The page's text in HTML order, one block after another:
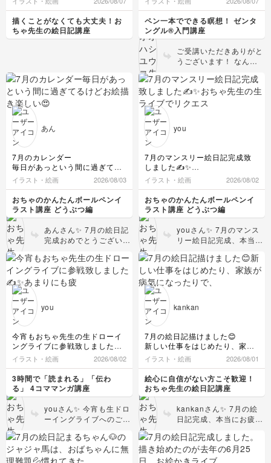
ぷるしながら描きました👐
みなさんのコメントが楽しすぎ
て、先生のイラストもびっくり
の連続で、これだからやめられ
か、先生のおちゃめな発想が大
好きです💕
最後は眠くなっちゃいましたが
寝なくて笑えて、描けて、よか
ったです😆
楽しい時間を今日もありがとう
ございました🥰
またよろしくお願いいたします
描くことがなくても大丈夫！お
ちゃ先生の絵日記講座
書いている間は気持ちも鎮まっ
て、不思議な感覚でした。これ
から先が楽しみです。
ペン一本でできる瞑想！ ゼンタ
ングル®入門講座
ご受講いただきありがと
うございます！ なんて
❤どのタングルも丁寧に
描かれていて、黒の塗り
つぶしとコントラストが
きもしっかり表現されて
心が落ち着く感覚を楽し
んでいただけて何よりで
身のペースで楽しんで描
いていってくださいね♪
あん
7月のカレンダー
毎日があっという間に過ぎてる
けど
お絵描き楽しい😍
イラスト・絵画 2026/08/03
おちゃのかんたんボールペンイ
ラスト講座 どうぶつ編
あんさん✨ 7月の絵日記
完成おめでとうございま
毎日あっという間に過ぎ
ちゃいますよね〜！💦そ
んな忙しい日々のなか
す👏 あんさんにとっ
日のハッピーな癒やしに
なっているのですね♪可
愛らしいイラストにいつ
も癒されております❤️ 8
月もあっという間に過ぎ
ちゃう予感がしますが
（笑）、共に楽しみなが
らコツコツいきましょ
う〜！嬉しいレポートを
ありがとうございまし
た！またいつでも待って
ます〜！👋💞
you
7月のマンスリー絵日記完成致
しました✍️✨
おちゃ先生の生ライブでリクエ
ストして描いて頂いたものをマ
ンスリー絵日記に活かして描い
ております！おちゃ先生、いつ
もありがとうございます😊おか
げさまで、7月も充実したマン
スリー絵日記になりました✨
今月から、ヘンテコ数字を可愛
い乙女の子を描くことにしまし
た！また、参考に描かせて頂き
ます🙇✨
縦の描きは、FUJI ROCKの思い
出の景色を残したくて描きまし
た〜！
来月も楽しく描けたら…と思い
ます✨✍️
イラスト・絵画 2026/08/02
おちゃのかんたんボールペンイ
ラスト講座 どうぶつ編
youさん✨ 7月のマンス
リー絵日記完成、本当に
ー！！✍️✨ライブのリク
エストをさっそく絵日記
のなかに可愛く落とし込
もこちらこそ、楽しく一
とうございます🥰そして
今月からの新企画、ヘン
テコ数字から可愛い乙女
のコに変更したとのこと
で💖数字を見るたびにキ
ュンとしちゃう、可愛い
きゅんページになります
ね！ぜひこれからも参考
にしちゃってください！
さらに、縦のレイアウト
を贅沢に使ったFUJI
ROCKの景色、最高にお
しゃれで素敵！！大自然
you
今宵もおちゃ先生の生ドローイ
ングライブに参戦致しました✍️
✨あまりにも疲れていたので、
途中で描くのを断念してしま
い、アーカイブにて仕上げまし
た😅
上里カンターレの描きありがと
うございました😊✨マンスリー
絵日記に描きます！珍しい動物
もたくさん！！丸シールまで描
けて楽しかった🥰✨今回の家族
カルタは、ステラ〜😆うーちゃ
んママさんのいい解釈でなかな
イラスト・絵画 2026/08/02
3時間で「読まれる」「伝わ
る」 4コママンガ講座
youさん✨ 今宵も生ドロ
ーイングライブへのご参
ざいましたーー！✍️✨あ
まりにもお疲れのなか、
リアルタイムで遊びに来
kankan
7月の絵日記描けました😊
新しい仕事をはじめたり、家族
が病気になったりで、あまり余
裕のないひと月でした😓
なので、イラスト自体はいまい
ち代わり映えしませんが、まあ
頑張ったなと思っています🤭
そして、途中黒ペンを変えた
り、左ページは水彩色鉛筆、右
ページは普通の色鉛筆と、試行
錯誤をした月でもありました✏️
そしてもっとイラストを上達さ
イラスト・絵画 2026/08/01
絵心に自信がない方こそ歓迎！
おちゃ先生の絵日記講座
kankanさん✨ 7月の絵
日記完成、本当にお疲れ
いお仕事に、ご家族の看
病まで……！本当に、ご
自身が思っている以上に